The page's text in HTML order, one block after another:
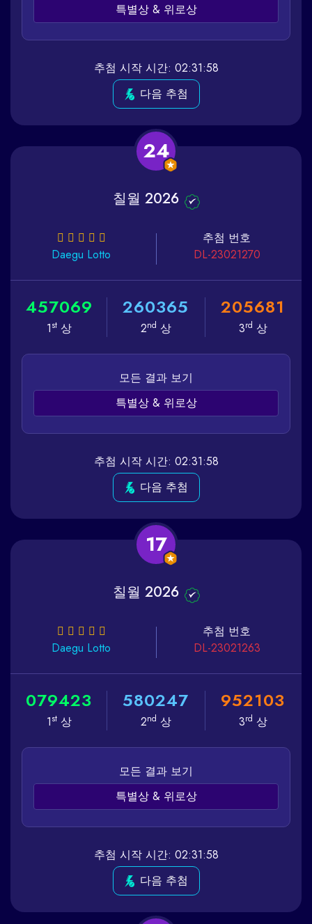
특별상 & 위로상
추첨 시작 시간: 02:31:58
다음 추첨
24
칠월 2026
Daegu Lotto
추첨 번호
DL-23021270
457069
1st상
260365
2nd 상
205681
3rd 상
모든 결과 보기
특별상 & 위로상
추첨 시작 시간: 02:31:58
다음 추첨
17
칠월 2026
Daegu Lotto
추첨 번호
DL-23021263
079423
1st상
580247
2nd 상
952103
3rd 상
모든 결과 보기
특별상 & 위로상
추첨 시작 시간: 02:31:58
다음 추첨